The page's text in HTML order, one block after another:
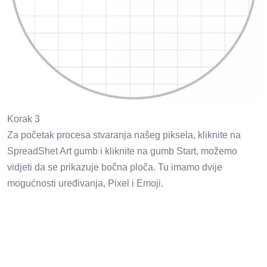
Korak 3
Za početak procesa stvaranja našeg piksela, kliknite na
SpreadShet Art gumb i kliknite na gumb Start, možemo
vidjeti da se prikazuje bočna ploča. Tu imamo dvije
mogućnosti uređivanja, Pixel i Emoji.